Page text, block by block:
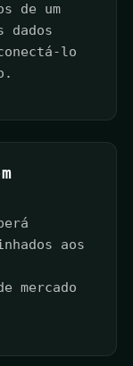
de um
dados
lo
aos
mercado